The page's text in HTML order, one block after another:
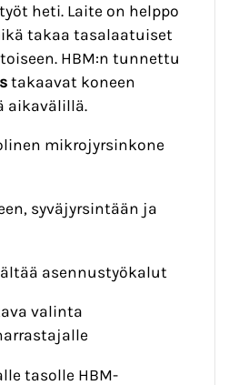
heti. Laite on helppo
takaa tasalaatuiset
HBM:n tunnettu
takaavat koneen
aikavälillä.
mikrojyrsinkone
syväjyrsintään ja
asennustyökalut
valinta
tasolle HBM-